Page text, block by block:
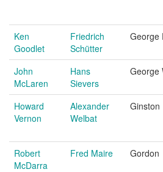
Ken
Goodlet
Friedrich
Schütter
George
John
McLaren
Hans
Sievers
George
Howard
Vernon
Alexander
Welbat
Ginston
Robert
McDarra
Fred Maire Gordon